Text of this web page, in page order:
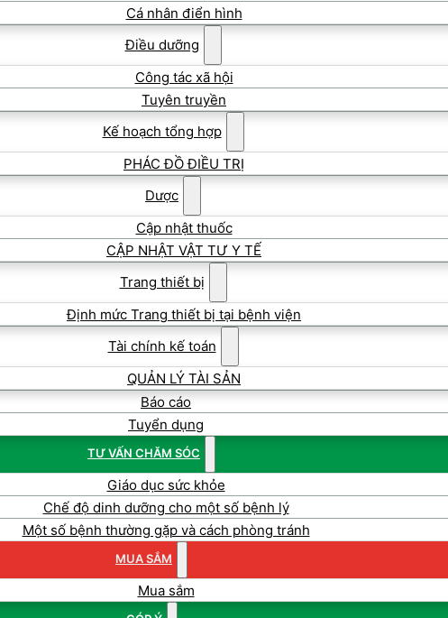
Cá nhân điển hình
Điều dưỡng
Công tác xã hội
Tuyên truyền
Kế hoạch tổng hợp
PHÁC ĐỒ ĐIỀU TRỊ
Dược
Cập nhật thuốc
CẬP NHẬT VẬT TƯ Y TẾ
Trang thiết bị
Định mức Trang thiết bị tại bệnh viện
Tài chính kế toán
QUẢN LÝ TÀI SẢN
Báo cáo
Tuyển dụng
TƯ VẤN CHĂM SÓC
Giáo dục sức khỏe
Chế độ dinh dưỡng cho một số bệnh lý
Một số bệnh thường gặp và cách phòng tránh
MUA SẮM
Mua sắm